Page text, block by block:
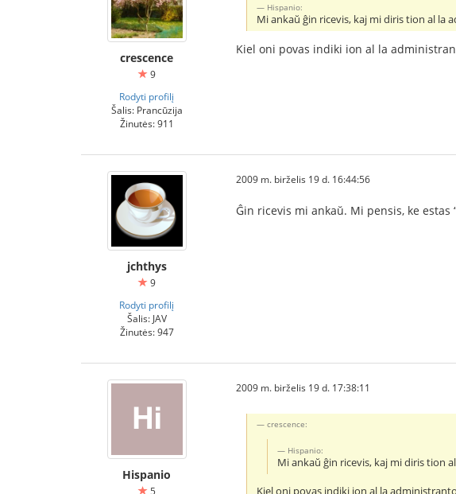
crescence
9
Rodyti profilį
Šalis: Prancūzija
Žinutės: 911
Hispanio:
Mi ankaŭ ĝin ricevis, kaj mi diris tion al la
Kiel oni povas indiki ion al la
jchthys
9
Rodyti profilį
Šalis: JAV
Žinutės: 947
2009 m. birželis 19 d. 16:44:56
Ĝin ricevis mi ankaŭ. Mi pensis, ke
Hispanio
5
2009 m. birželis 19 d. 17:38:11
crescence:
Hispanio:
Mi ankaŭ ĝin ricevis, kaj mi diris tion
Kiel oni povas indiki ion al la